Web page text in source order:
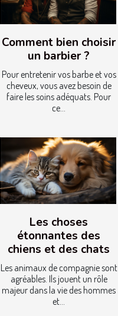
Comment bien choisir
un barbier ?
Pour entretenir vos barbe et vos
cheveux, vous avez besoin de
faire les soins adéquats. Pour
ce...
Les choses
étonnantes des
chiens et des chats
Les animaux de compagnie sont
agréables. Ils jouent un rôle
majeur dans la vie des hommes
et...